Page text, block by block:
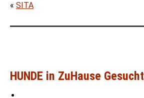
« SITA
HUNDE in ZuHause Gesucht